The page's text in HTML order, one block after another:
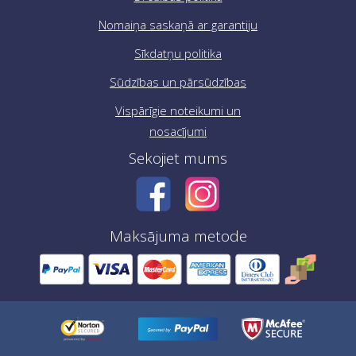
Nomaiņa saskaņā ar garantiju
Sīkdatņu politika
Sūdzības un pārsūdzības
Vispārīgie noteikumi un
nosacījumi
Sekojiet mums
Maksājuma metode